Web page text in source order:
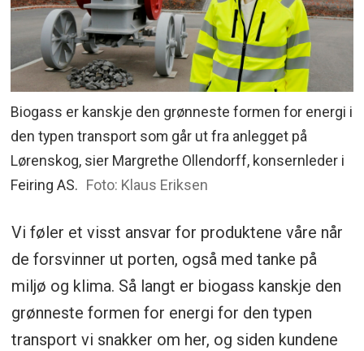
Biogass er kanskje den grønneste formen for energi i
den typen transport som går ut fra anlegget på
Lørenskog, sier Margrethe Ollendorff, konsernleder i
Feiring AS. Foto: Klaus Eriksen
Vi føler et visst ansvar for produktene våre når
de forsvinner ut porten, også med tanke på
miljø og klima. Så langt er biogass kanskje den
grønneste formen for energi for den typen
transport vi snakker om her, og siden kundene